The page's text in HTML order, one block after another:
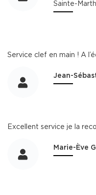
Sainte-
Service clef en main ! A
Jean-
Excellent service je la
Marie-Ève